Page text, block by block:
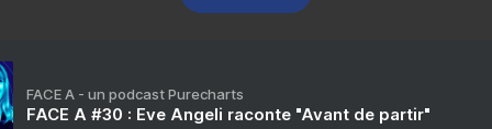
FACE A - un podcast Purecharts
FACE A #30 : Eve Angeli raconte "Avant de partir"